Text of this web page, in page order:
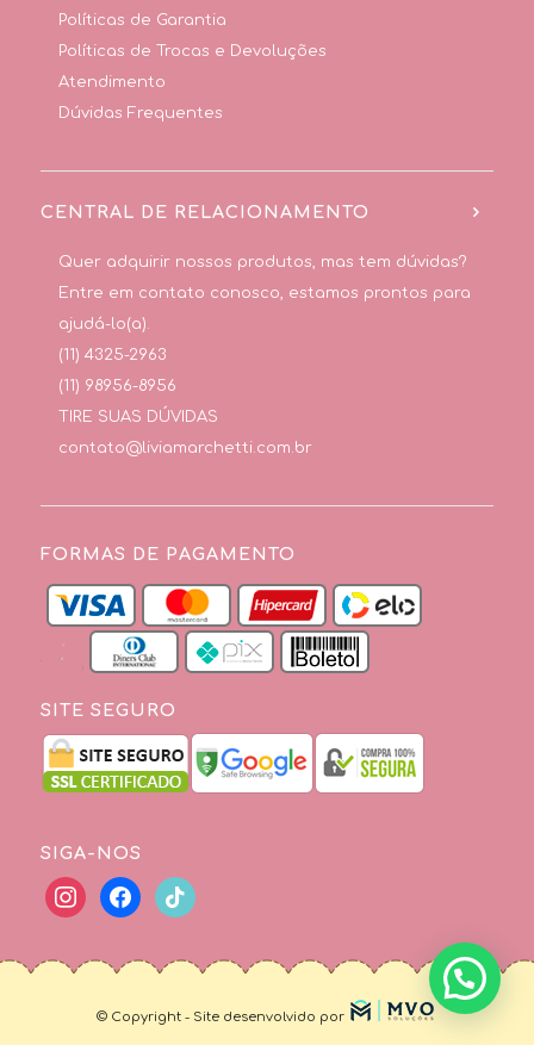
Políticas de Garantia
Políticas de Trocas e Devoluções
Atendimento
Dúvidas Frequentes
CENTRAL DE RELACIONAMENTO
Quer adquirir nossos produtos, mas tem dúvidas?
Entre em contato conosco, estamos prontos para
ajudá-lo(a).
(11) 4325-2963
(11) 98956-8956
TIRE SUAS DÚVIDAS
contato@liviamarchetti.com.br
FORMAS DE PAGAMENTO
SITE SEGURO
SIGA-NOS
© Copyright - Site desenvolvido por